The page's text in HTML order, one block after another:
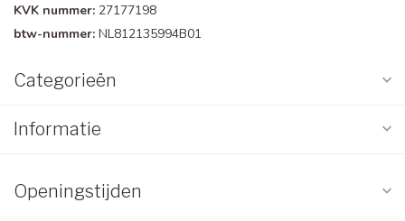
KVK nummer: 27177198
btw-nummer: NL812135994B01
Categorieën
Informatie
Openingstijden